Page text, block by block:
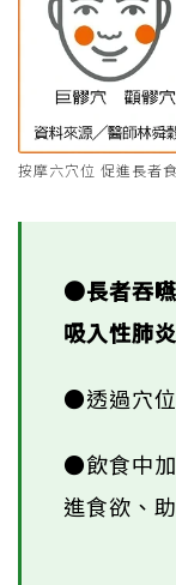
按摩六穴位 促進長者
●長者吞
吸入性肺炎
●透過穴
●飲食中
進食欲、